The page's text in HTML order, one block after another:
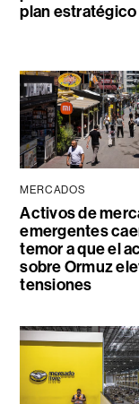
plan estratégico
MERCADOS
Activos de
emergentes
temor a que el
sobre Ormuz
tensiones